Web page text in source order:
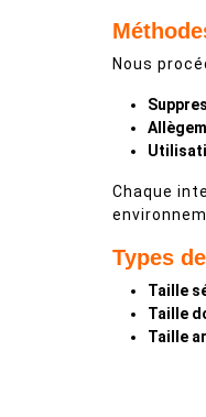
Nous
Chaque
Types
Taille
Taille
Taille